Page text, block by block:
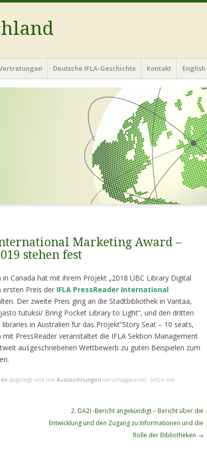
Deutsche IFLA-Geschichte Kontakt English
Marketing Award –
stehen fest
Canada hat mit ihrem Projekt „2018 UBC Library Digital
ersten Preis der IFLA PressReader International
Der zweite Preis ging an die Stadtbibliothek in Vantaa,
tutuksi/ Bring Pocket Library to Light“, und den dritten
in Australien für das Projekt“Story Seat – 10 seats,
mit PressReader veranstaltet die IFLA Sektion Management
ausgeschriebenen Wettbewerb zu guten Beispielen zum
abgelegt und mit Auszeichnungen verschlagwortet. Setze ein
2. DA2I -Bericht angekündigt – Bericht über die
Entwicklung und den Zugang zu Informationen und die
Rolle der Bibliotheken →